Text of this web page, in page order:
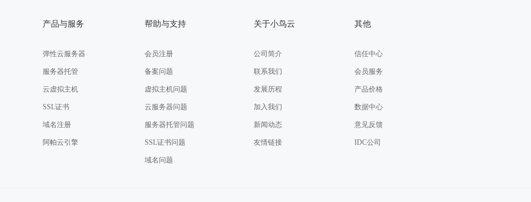
产品与服务
弹性云服务器
服务器托管
云虚拟主机
SSL证书
域名注册
阿帕云引擎
帮助与支持
会员注册
备案问题
虚拟主机问题
云服务器问题
服务器托管问题
SSL证书问题
域名问题
关于小鸟云
公司简介
联系我们
发展历程
加入我们
新闻动态
友情链接
其他
信任中心
会员服务
产品价格
数据中心
意见反馈
IDC公司